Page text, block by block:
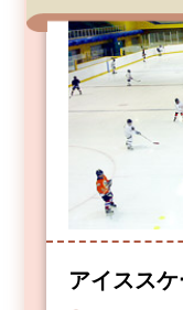
アイススケ